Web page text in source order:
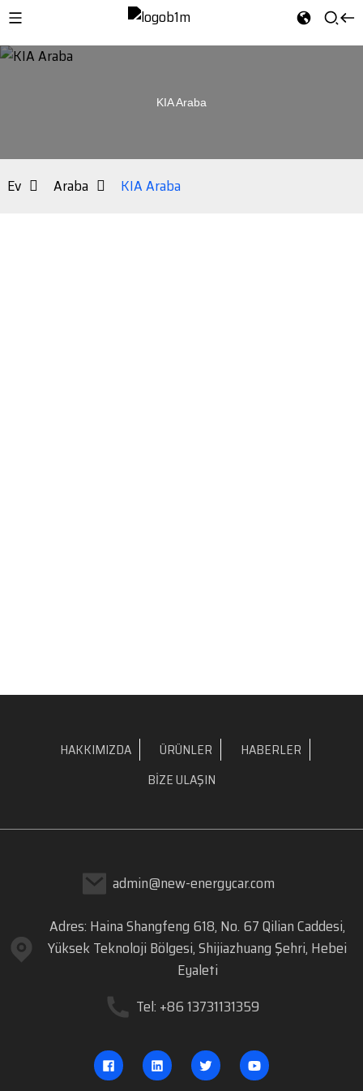
KIA Araba
Ev Araba KIA Araba
HAKKIMIZDA ÜRÜNLER
HABERLER
BIZE ULAŞIN
admin@new-energycar.com
Adres: Haina Shangfeng 618, No. 67 Qilian Caddesi,
Yüksek Teknoloji Bölgesi, Shijiazhuang Şehri, Hebei
Eyaleti
Tel: +86 13731131359